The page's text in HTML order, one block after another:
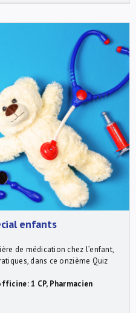
enfants
de médication chez l’enfant,
dans ce onzième Quiz
1 CP, Pharmacien